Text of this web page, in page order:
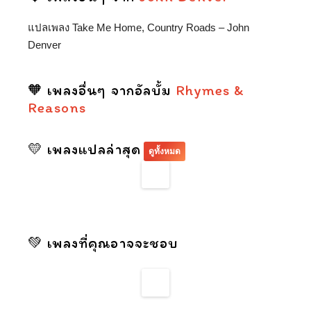
แปลเพลง Take Me Home, Country Roads – John
Denver
🧡 เพลงอื่นๆ จากอัลบั้ม Rhymes &
Reasons
💛 เพลงแปลล่าสุด ดูทั้งหมด
💚 เพลงที่คุณอาจจะชอบ